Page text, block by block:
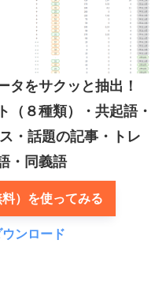
タをサクッと抽出！
（８種類）・共起語・
・話題の記事・トレ
・同義語
）を使ってみる
ンロード